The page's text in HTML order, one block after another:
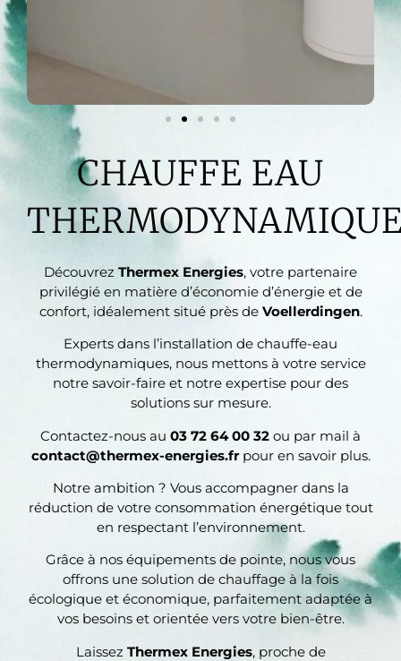
CHAUFFE EAU
Découvrez Thermex Energies, votre partenaire
privilégié en matière d’économie d’énergie et de
confort, idéalement situé près de Voellerdingen.
Experts dans l’installation de chauffe-eau
thermodynamiques, nous mettons à votre service
notre savoir-faire et notre expertise pour des
solutions sur mesure.
Contactez-nous au 03 72 64 00 32 ou par mail à
contact@thermex-energies.frpour en savoir plus.
Notre ambition ? Vous accompagner dans la
réduction de votre consommation énergétique tout
en respectant l’environnement.
Grâce à nos équipements de pointe, nous vous
offrons une solution de chauffage à la fois
écologique et économique, parfaitement adaptée à
vos besoins et orientée vers votre bien-être.
Laissez Thermex Energies, proche de